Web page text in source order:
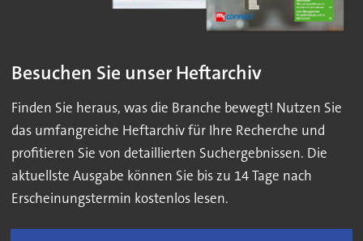
Besuchen Sie unser Heftarchiv
Finden Sie heraus, was die Branche bewegt! Nutzen Sie
das umfangreiche Heftarchiv für Ihre Recherche und
profitieren Sie von detaillierten Suchergebnissen. Die
aktuellste Ausgabe können Sie bis zu 14 Tage nach
Erscheinungstermin kostenlos lesen.